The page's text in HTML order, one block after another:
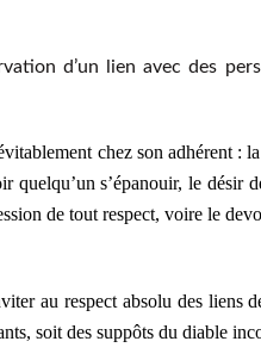
d’un lien avec des
chez son adhérent :
s’épanouir, le désir
de tout respect, voire le
au respect absolu des liens
soit des suppôts du diable